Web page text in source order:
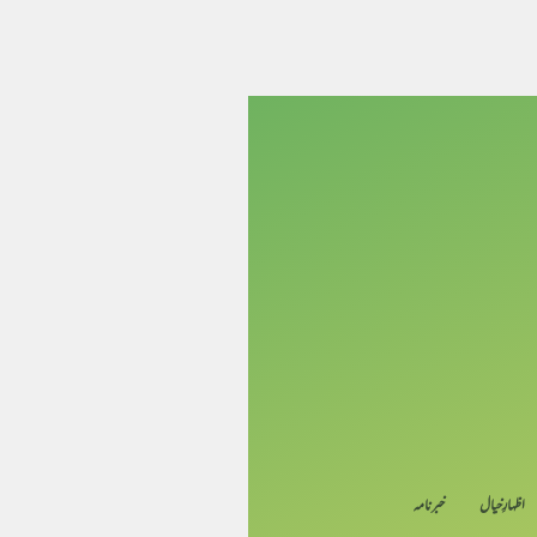
اظہارِ خیال خبرنامہ